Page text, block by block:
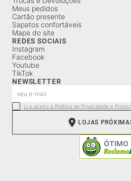
Meus pedidos
Cartão presente
Sapatos confortáveis
Mapa do site
REDES SOCIAIS
Instagram
Facebook
Youtube
TikTok
NEWSLETTER
Li e aceito a Política de Privacidade e
LOJAS